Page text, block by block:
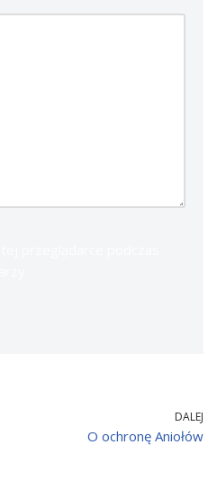
DALEJ
O ochronę Aniołów